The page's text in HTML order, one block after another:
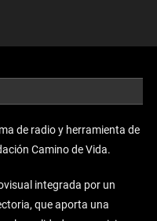
de radio y herramienta de
Camino de Vida.
integrada por un
que aporta una